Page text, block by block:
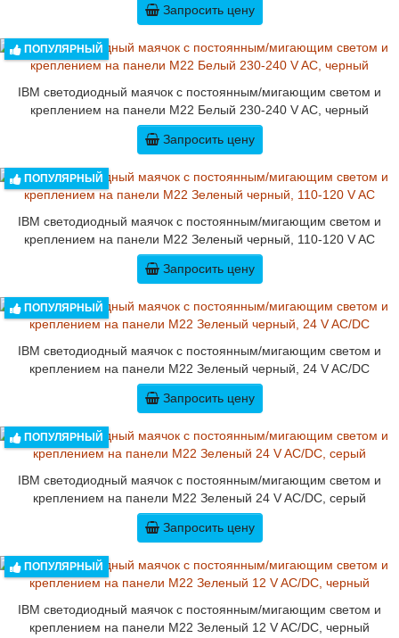
Запросить цену
ПОПУЛЯРНЫЙ
IBM светодиодный маячок с постоянным/мигающим светом и
креплением на панели M22 Белый 230-240 V AC, черный
Запросить цену
ПОПУЛЯРНЫЙ
IBM светодиодный маячок с постоянным/мигающим светом и
креплением на панели M22 Зеленый черный, 110-120 V AC
Запросить цену
ПОПУЛЯРНЫЙ
IBM светодиодный маячок с постоянным/мигающим светом и
креплением на панели M22 Зеленый черный, 24 V AC/DC
Запросить цену
ПОПУЛЯРНЫЙ
IBM светодиодный маячок с постоянным/мигающим светом и
креплением на панели M22 Зеленый 24 V AC/DC, серый
Запросить цену
ПОПУЛЯРНЫЙ
IBM светодиодный маячок с постоянным/мигающим светом и
креплением на панели M22 Зеленый 12 V AC/DC, черный